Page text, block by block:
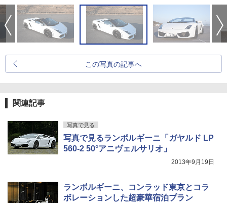
この写真の記事へ
関連記事
写真で見る
写真で見るランボルギーニ「ガヤルド LP
560-2 50°アニヴェルサリオ」
2013年9月19日
ランボルギーニ、コンラッド東京とコラ
ボレーションした超豪華宿泊プラン